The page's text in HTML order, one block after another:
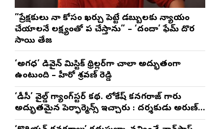
”ప్రేక్షకులు నా కోసం ఖర్చు పెట్టే డబ్బులకు న్యాయం
చేయాలనే లక్ష్యంతో పని చేస్తాను” – ‘దందా’ ఫేమ్ దొర
సాయి తేజ
‘అగధ’ డివైన్ మిస్టిక్ థ్రిల్లర్‌గా చాలా అద్భుతంగా
ఉంటుంది – హీరో శ్రవణ్ రెడ్డి
‘డీసీ’ వైల్డ్ గ్యాంగ్‌స్టర్ కథ. లోకేష్ కనగరాజ్ గారు
అద్భుతమైన పెర్ఫార్మెన్స్ ఇచ్చారు : దర్శకుడు అరుణ్
మాథేశ్వరన్